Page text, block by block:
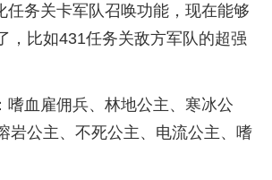
任务关卡军队召唤功能，现在能够
，比如431任务关敌方军队的超强
嗜血雇佣兵、林地公主、寒冰公
岩公主、不死公主、电流公主、嗜